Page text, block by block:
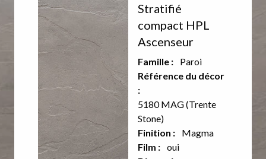
Décor
recto
Décor
verso
Stratifié
compact HPL
Ascenseur
Famille :
Paroi
Référence du décor
:
5180 MAG (Trente
Stone)
Finition :
Magma
Film : oui